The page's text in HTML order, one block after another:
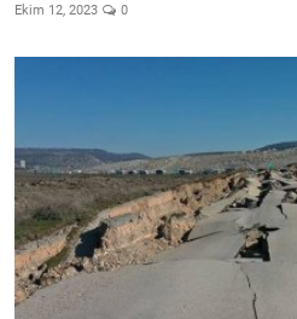
Ekim 12, 2023 0